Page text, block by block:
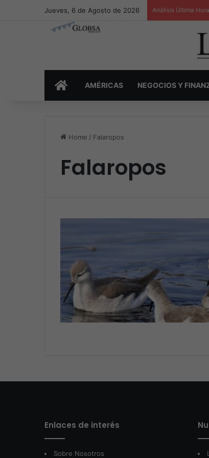
Jueves, 6 de Agosto de 2026 Análisis Última Hora
INICIOAMÉRICAS NEGOCIOS Y
Home / Falaropos
Falaropos
Enlaces de interés
Sobre Nosotros